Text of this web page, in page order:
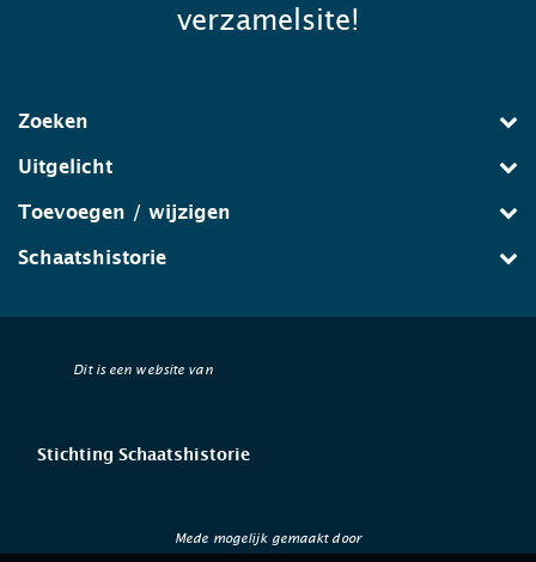
verzamelsite!
Zoeken
Uitgelicht
Toevoegen / wijzigen
Schaatshistorie
Dit is een website van
Stichting Schaatshistorie
Mede mogelijk gemaakt door